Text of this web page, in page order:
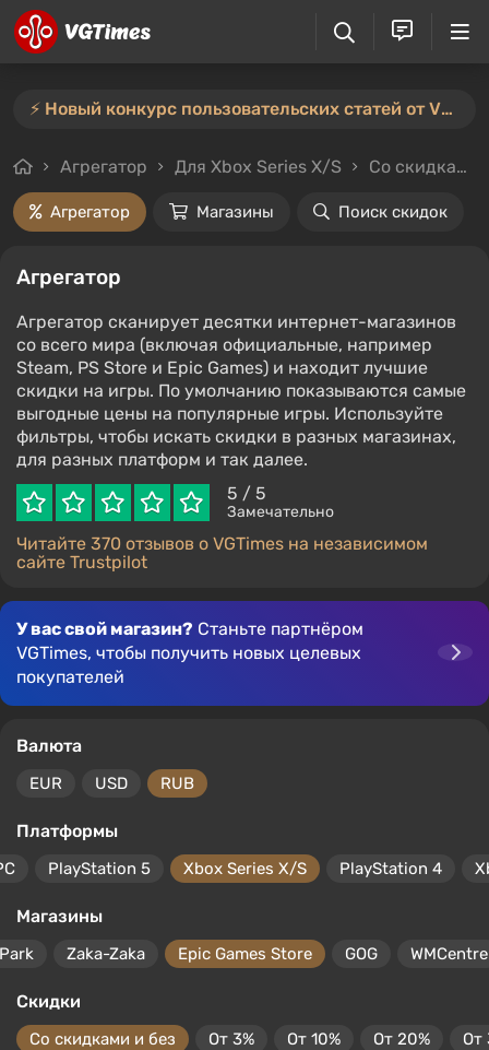
⚡️ Новый конкурс пользовательских статей от VGTimes — участвуйте тут ⚡️
Агрегатор Для Xbox Series X/S Со скидками и без
Агрегатор Магазины Поиск скидок
Агрегатор
Агрегатор сканирует десятки интернет-магазинов
со всего мира (включая официальные, например
Steam, PS Store и Epic Games) и находит лучшие
скидки на игры. По умолчанию показываются самые
выгодные цены на популярные игры. Используйте
фильтры, чтобы искать скидки в разных магазинах,
для разных платформ и так далее.
5 / 5
Замечательно
Читайте 370 отзывов о VGTimes на независимом
сайте Trustpilot
У вас свой магазин? Станьте партнёром
VGTimes, чтобы получить новых целевых
покупателей
Валюта
EUR USD RUB
Платформы
PlayStation 5 Xbox Series X/S PlayStation 4
Магазины
Zaka-Zaka Epic Games Store GOG WMCentre
Скидки
Со скидками и без От 3% От 10% От 20% От